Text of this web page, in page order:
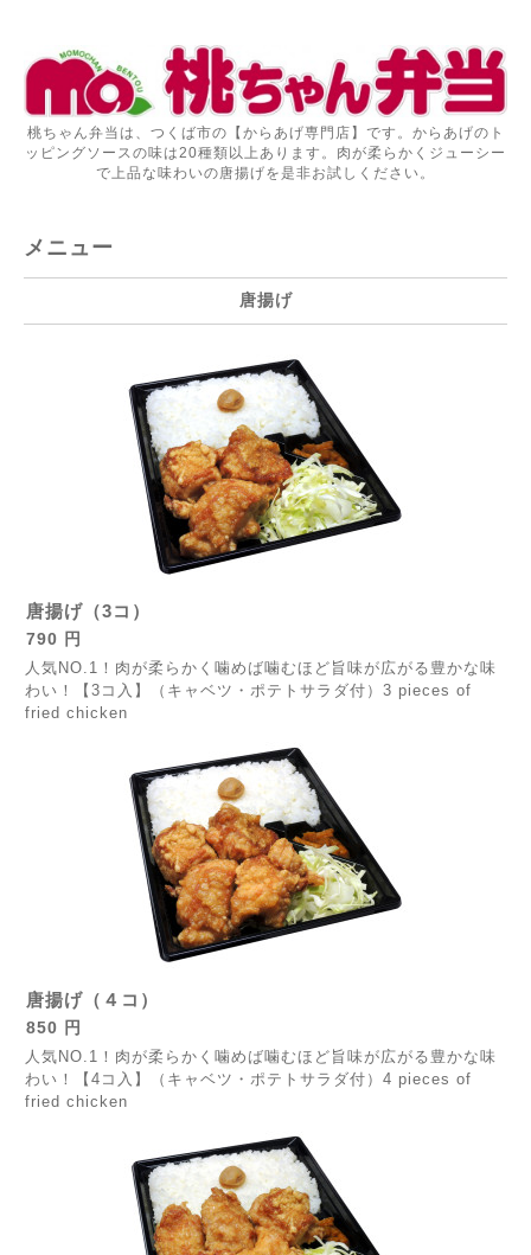
桃ちゃん弁当は、つくば市の【からあげ専門店】です。からあげのト
ッピングソースの味は20種類以上あります。肉が柔らかくジューシー
で上品な味わいの唐揚げを是非お試しください。
メニュー
唐揚げ
唐揚げ（3コ）
790 円
人気NO.1！肉が柔らかく噛めば噛むほど旨味が広がる豊かな味
わい！【3コ入】（キャベツ・ポテトサラダ付）3 pieces of
fried chicken
唐揚げ（４コ）
850 円
人気NO.1！肉が柔らかく噛めば噛むほど旨味が広がる豊かな味
わい！【4コ入】（キャベツ・ポテトサラダ付）4 pieces of
fried chicken